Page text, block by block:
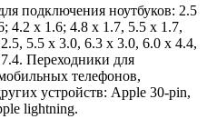
подключения ноутбуков: 2.5
4.2 х 1.6; 4.8 х 1.7, 5.5 х 1.7,
5.5 х 3.0, 6.3 х 3.0, 6.0 х 4.4,
Переходники для
телефонов,
устройств: Apple 30-pin,
lightning.